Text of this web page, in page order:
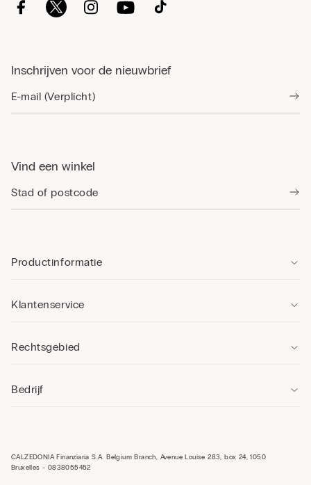
Inschrijven voor de nieuwbrief
Vind een winkel
Productinformatie
Klantenservice
Rechtsgebied
Bedrijf
CALZEDONIA Finanziaria S.A. Belgium Branch, Avenue Louise 283, box 24, 1050
Bruxelles - 0838055452